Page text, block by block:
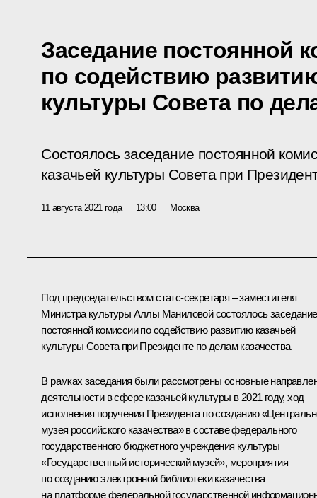
Заседание постоянной
по содействию
культуры Совета по
Состоялось заседание постоянной
казачьей культуры Совета при
11 августа 2021 года 13:00 Москва
Под председательством статс-секретаря – заместителя
Министра культуры Аллы Маниловой состоялось заседание
постоянной комиссии по содействию развитию казачьей
культуры Совета при Президенте по делам казачества.
В рамках заседания были рассмотрены основные
деятельности в сфере казачьей культуры в 2021 году, ход
исполнения поручения Президента по созданию
музея российского казачества» в составе федерального
государственного бюджетного учреждения культуры
«Государственный исторический музей», мероприятия
по созданию электронной библиотеки казачества
на платформе федеральной государственной